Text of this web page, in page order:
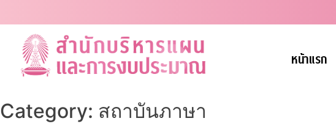
to
content
หน้าแรก
Category: สถาบันภาษา